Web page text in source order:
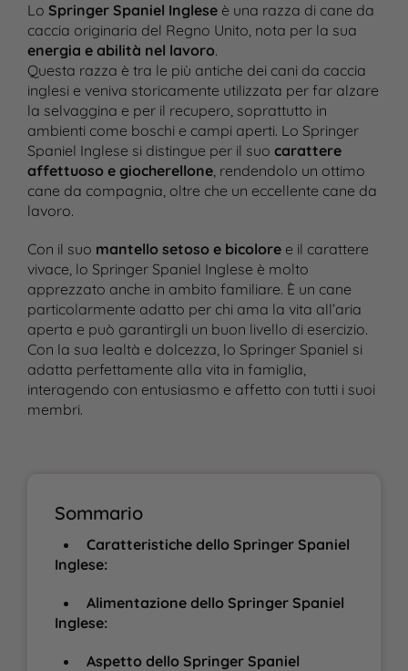
Lo Springer Spaniel Ingleseè una razza di cane da
caccia originaria del Regno Unito, nota per la sua
energia e abilità nel lavoro.
Questa razza è tra le più antiche dei cani da caccia
inglesi e veniva storicamente utilizzata per far alzare
la selvaggina e per il recupero, soprattutto in
ambienti come boschi e campi aperti. Lo Springer
Spaniel Inglese si distingue per il suo carattere
affettuoso e giocherellone, rendendolo un ottimo
cane da compagnia, oltre che un eccellente cane da
lavoro.
Con il suo mantello setoso e bicoloree il carattere
vivace, lo Springer Spaniel Inglese è molto
apprezzato anche in ambito familiare. È un cane
particolarmente adatto per chi ama la vita all’aria
aperta e può garantirgli un buon livello di esercizio.
Con la sua lealtà e dolcezza, lo Springer Spaniel si
adatta perfettamente alla vita in famiglia,
interagendo con entusiasmo e affetto con tutti i suoi
membri.
Sommario
Caratteristiche dello Springer Spaniel
Inglese:
Alimentazione dello Springer Spaniel
Inglese:
Aspetto dello Springer Spaniel